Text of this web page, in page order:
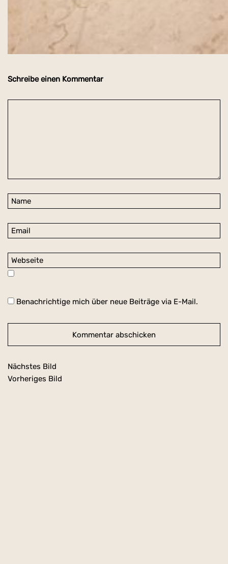
Schreibe einen Kommentar
Benachrichtige mich über neue Beiträge via E-Mail.
Nächstes Bild
Vorheriges Bild